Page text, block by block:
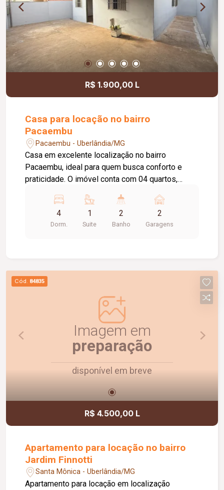
R$ 1.900,00 L
Casa para locação no bairro
Pacaembu
Pacaembu - Uberlândia/MG
Casa em excelente localização no bairro
Pacaembu, ideal para quem busca conforto e
praticidade. O imóvel conta com 04 quartos,
aconchegante, cozinha ampla e funcional, além de
área de lavanderia com entrada independente,
proporcionando mais comodidade no dia a dia.
praticidade para toda a família.
4
Dorm.
1
Suite
2
Banho
2
Garagens
Cód. 84835
Imagem em
preparação
disponível em breve
R$ 4.500,00 L
Apartamento para locação no bairro
Jardim Finnotti
Santa Mônica - Uberlândia/MG
Apartamento para locação em localização